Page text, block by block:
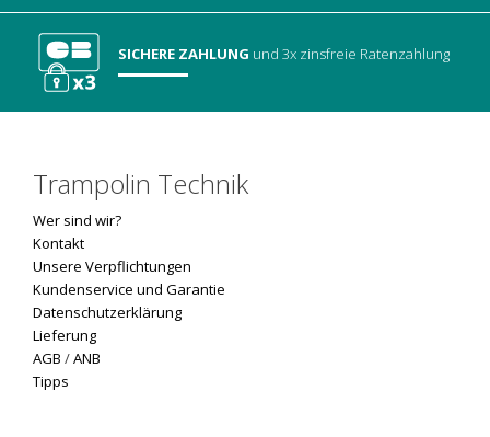
SICHERE ZAHLUNG und 3x zinsfreie Ratenzahlung
Trampolin Technik
Wer sind wir?
Kontakt
Unsere Verpflichtungen
Kundenservice und Garantie
Datenschutzerklärung
Lieferung
AGB /ANB
Tipps